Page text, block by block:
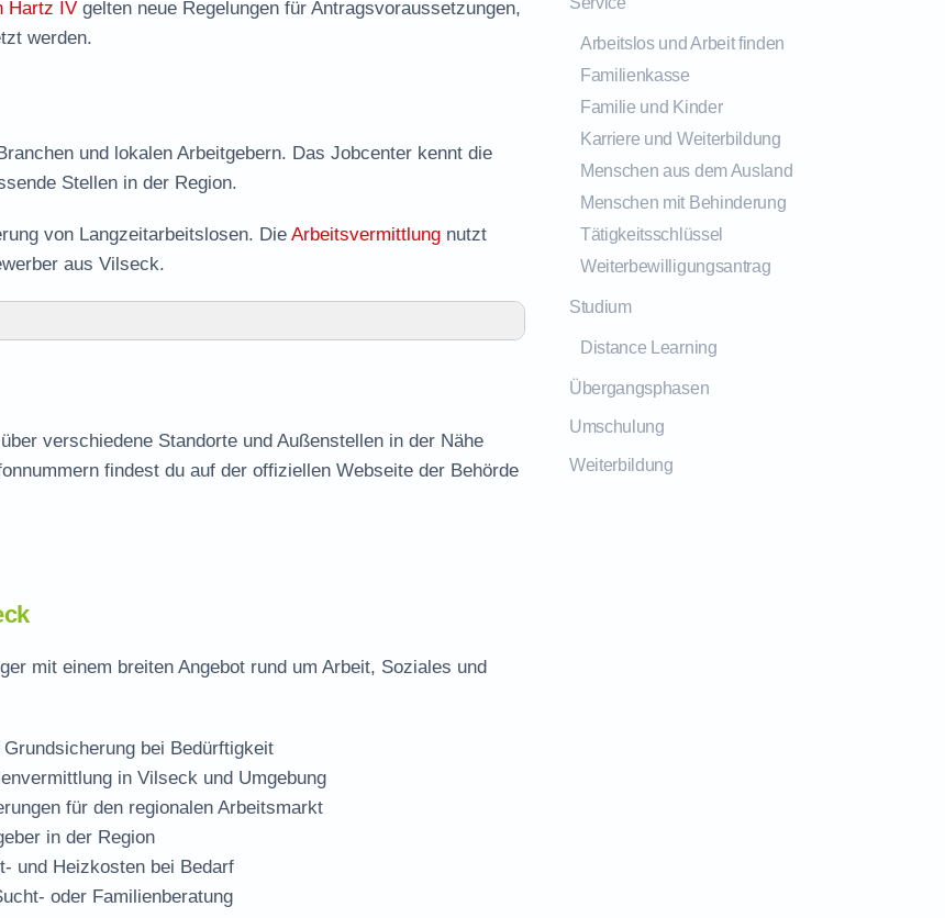
Hartz IV gelten neue Regelungen für Antragsvoraussetzungen,
werden.
und lokalen Arbeitgebern. Das Jobcenter kennt die
Stellen in der Region.
von Langzeitarbeitslosen. Die Arbeitsvermittlung nutzt
aus Vilseck.
verschiedene Standorte und Außenstellen in der Nähe
findest du auf der offiziellen Webseite der Behörde
mit einem breiten Angebot rund um Arbeit, Soziales und
bei Bedürftigkeit
in Vilseck und Umgebung
für den regionalen Arbeitsmarkt
in der Region
und Heizkosten bei Bedarf
oder Familienberatung
Arbeitslos und Arbeit finden
Familienkasse
Familie und Kinder
Karriere und Weiterbildung
Menschen aus dem Ausland
Menschen mit Behinderung
Tätigkeitsschlüssel
Weiterbewilligungsantrag
Studium
Distance Learning
Übergangsphasen
Umschulung
Weiterbildung